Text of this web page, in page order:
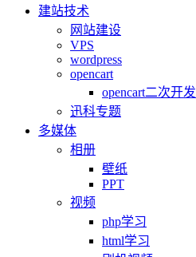
建站技术
网站建设
VPS
wordpress
opencart
opencart二次开发
迅科专题
多媒体
相册
壁纸
PPT
视频
php学习
html学习